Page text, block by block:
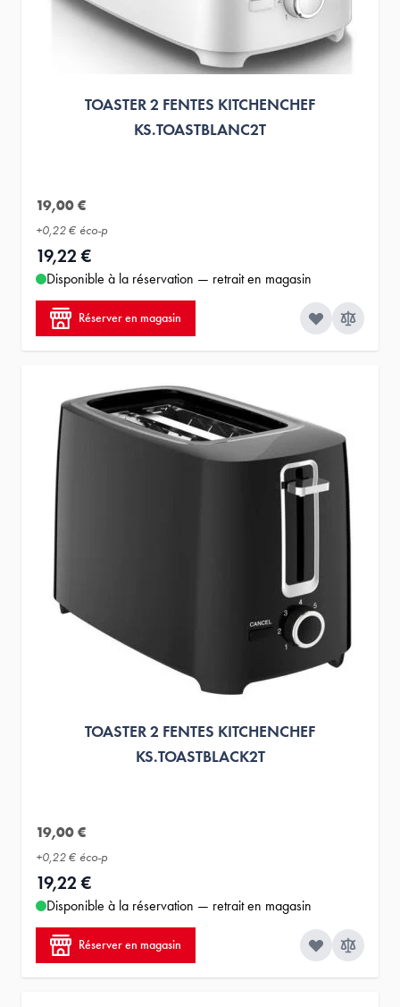
TOASTER 2 FENTES KITCHENCHEF
KS.TOASTBLANC2T
19,00 €
+0,22 € éco-p
19,22 €
Disponible à la réservation — retrait en magasin
Réserver en magasin
TOASTER 2 FENTES KITCHENCHEF
KS.TOASTBLACK2T
19,00 €
+0,22 € éco-p
19,22 €
Disponible à la réservation — retrait en magasin
Réserver en magasin